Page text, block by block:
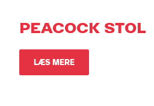
PEACOCK STOL
LÆS MERE